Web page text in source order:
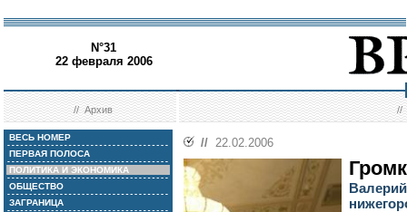
N°31
22 февраля 2006
//Архив //
ВЕСЬ НОМЕР
ПЕРВАЯ ПОЛОСА
ПОЛИТИКА И ЭКОНОМИКА
ОБЩЕСТВО
ЗАГРАНИЦА
// 22.02.2006